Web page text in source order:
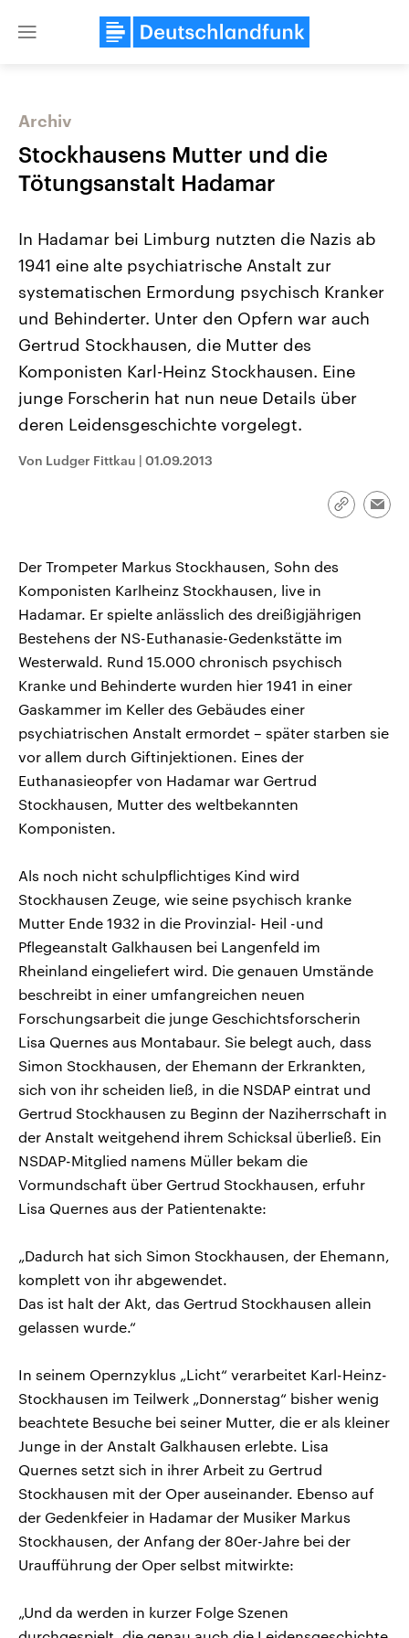
Close
Landtagswahl Sachsen-Anhalt
Alle Informationen
Sachsen-Anhalt wählt am 6.
September 2026 einen neuen
Landtag. Seit 2021 wird das
Bundesland von einer Koalition aus
CDU, SPD und FDP regiert.-
Umfragen, Prognosen,
und Hintergründe zu den Parteien
USA
Hintergründe
Wirtschaftlich und
gehören die Vereinigten
den mächtigsten Ländern
mit großem Einfluss auf
aktuelle Weltgeschehen.
Sendungen Programm
Archiv
Stockhausens Mutter und die
Tötungsanstalt Hadamar
In Hadamar bei Limburg nutzten die Nazis ab
1941 eine alte psychiatrische Anstalt zur
systematischen Ermordung psychisch Kranker
und Behinderter. Unter den Opfern war auch
Gertrud Stockhausen, die Mutter des
Komponisten Karl-Heinz Stockhausen. Eine
junge Forscherin hat nun neue Details über
deren Leidensgeschichte vorgelegt.
Von Ludger Fittkau | 01.09.2013
Link
Der Trompeter Markus Stockhausen, Sohn des
Komponisten Karlheinz Stockhausen, live in
Hadamar. Er spielte anlässlich des dreißigjährigen
Bestehens der NS-Euthanasie-Gedenkstätte im
Westerwald. Rund 15.000 chronisch psychisch
Kranke und Behinderte wurden hier 1941 in einer
Gaskammer im Keller des Gebäudes einer
psychiatrischen Anstalt ermordet – später starben sie
vor allem durch Giftinjektionen. Eines der
Euthanasieopfer von Hadamar war Gertrud
Stockhausen, Mutter des weltbekannten
Komponisten.
Als noch nicht schulpflichtiges Kind wird
Stockhausen Zeuge, wie seine psychisch kranke
Mutter Ende 1932 in die Provinzial- Heil -und
Pflegeanstalt Galkhausen bei Langenfeld im
Rheinland eingeliefert wird. Die genauen Umstände
beschreibt in einer umfangreichen neuen
Forschungsarbeit die junge Geschichtsforscherin
Lisa Quernes aus Montabaur. Sie belegt auch, dass
Simon Stockhausen, der Ehemann der Erkrankten,
sich von ihr scheiden ließ, in die NSDAP eintrat und
Gertrud Stockhausen zu Beginn der Naziherrschaft in
der Anstalt weitgehend ihrem Schicksal überließ. Ein
NSDAP-Mitglied namens Müller bekam die
Vormundschaft über Gertrud Stockhausen, erfuhr
Lisa Quernes aus der Patientenakte:
„Dadurch hat sich Simon Stockhausen, der Ehemann,
komplett von ihr abgewendet.
Das ist halt der Akt, das Gertrud Stockhausen allein
gelassen wurde.“
In seinem Opernzyklus „Licht“ verarbeitet Karl-Heinz-
Stockhausen im Teilwerk „Donnerstag“ bisher wenig
beachtete Besuche bei seiner Mutter, die er als kleiner
Junge in der Anstalt Galkhausen erlebte. Lisa
Quernes setzt sich in ihrer Arbeit zu Gertrud
Stockhausen mit der Oper auseinander. Ebenso auf
der Gedenkfeier in Hadamar der Musiker Markus
Stockhausen, der Anfang der 80er-Jahre bei der
Uraufführung der Oper selbst mitwirkte:
„Und da werden in kurzer Folge Szenen